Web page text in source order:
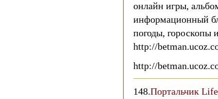
онлайн игры,
информационный
погоды, гороскопы
http://
http://
148.Портальчик